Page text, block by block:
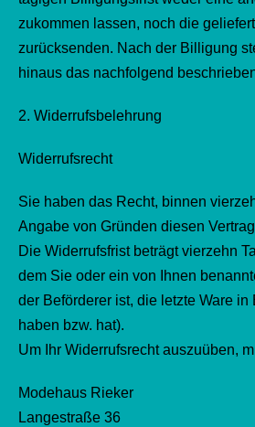
zukommen lassen, noch die
zurücksenden. Nach der Billigung
hinaus das nachfolgend
2. Widerrufsbelehrung
Widerrufsrecht
Sie haben das Recht, binnen
Angabe von Gründen diesen
Die Widerrufsfrist beträgt vierzehn
dem Sie oder ein von Ihnen
der Beförderer ist, die letzte Ware in
haben bzw. hat).
Um Ihr Widerrufsrecht auszuüben,
Modehaus Rieker
Langestraße 36